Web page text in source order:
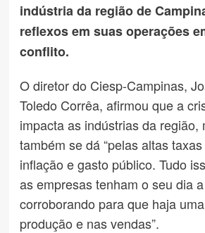
indústria da região de
reflexos em suas operações
conflito.
O diretor do Ciesp-Campinas,
Toledo Corrêa, afirmou que a
impacta as indústrias da região,
também se dá “pelas altas
inflação e gasto público. Tudo
as empresas tenham o seu dia
corroborando para que haja
produção e nas vendas”.